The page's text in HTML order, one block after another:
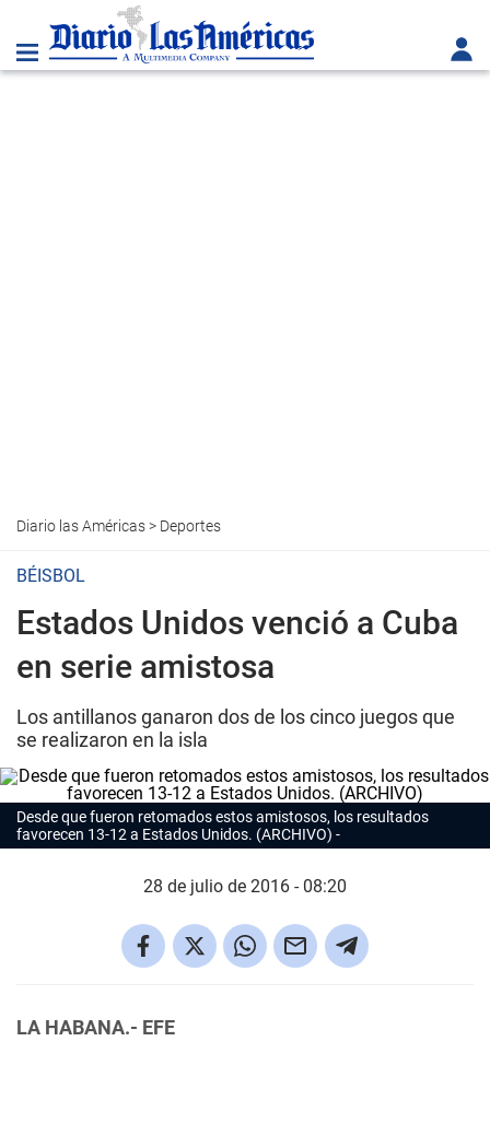
Diario las Américas> Deportes
BÉISBOL
Estados Unidos venció a Cuba
en serie amistosa
Los antillanos ganaron dos de los cinco juegos que
se realizaron en la isla
Desde que fueron retomados estos amistosos, los resultados
favorecen 13-12 a Estados Unidos. (ARCHIVO)
28 de julio de 2016 - 08:20
LA HABANA.- EFE